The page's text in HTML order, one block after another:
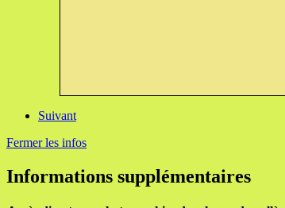
Suivant
Fermer les infos
Informations supplémentaires